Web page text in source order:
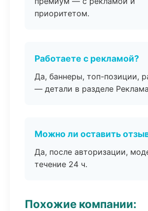
приоритетом.
Работаете с рекламой?
Да, баннеры, топ-позиции,
— детали в разделе
Можно ли оставить
Да, после авторизации,
течение 24 ч.
Похожие компании: